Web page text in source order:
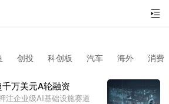
创投 科创板 汽车 海外 消费
万美元A轮融资
注企业级AI基础设施赛道